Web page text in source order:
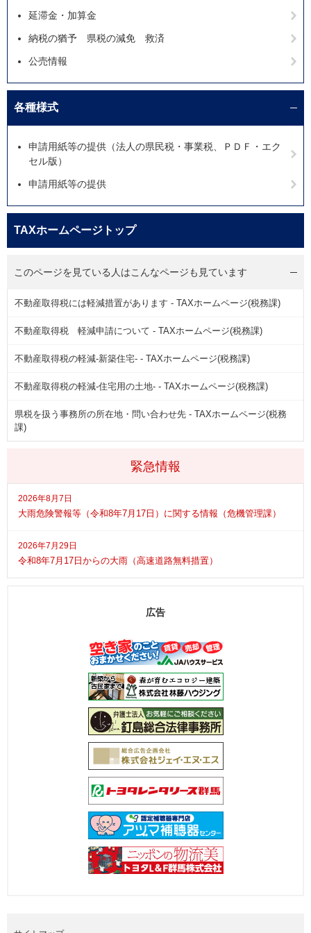
緊急情報
2026年8月7日
大雨危険警報等（令和8年7月17日）に関する情報（危機管理課）
2026年7月29日
令和8年7月17日からの大雨（高速道路無料措置）
延滞金・加算金
納税の猶予 県税の減免 救済
公売情報
各種様式
申請用紙等の提供（法人の県民税・事業税、ＰＤＦ・エク
セル版）
申請用紙等の提供
TAXホームページトップ
このページを見ている人はこんなページも見ています
不動産取得税には軽減措置があります - TAXホームページ(税務課)
不動産取得税 軽減申請について - TAXホームページ(税務課)
不動産取得税の軽減-新築住宅- - TAXホームページ(税務課)
不動産取得税の軽減-住宅用の土地- - TAXホームページ(税務課)
県税を扱う事務所の所在地・問い合わせ先 - TAXホームページ(税務
課)
広告